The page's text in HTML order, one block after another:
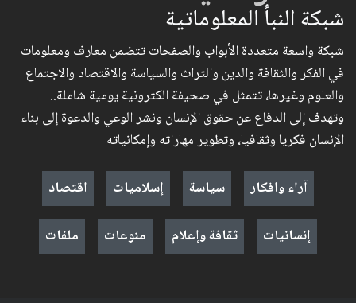
شبكة النبأ المعلوماتية
شبكة واسعة متعددة الأبواب والصفحات تتضمن معارف ومعلومات
في الفكر والثقافة والدين والتراث والسياسة والاقتصاد والاجتماع
والعلوم وغيرها، تتمثل في صحيفة الكترونية يومية شاملة..
وتهدف إلى الدفاع عن حقوق الإنسان ونشر الوعي والدعوة إلى بناء
الإنسان فكريا وثقافيا، وتطوير مهاراته وإمكانياته
آراء وافكار
سياسة إسلاميات
اقتصاد
إنسانيات
ثقافة وإعلام منوعات ملفات